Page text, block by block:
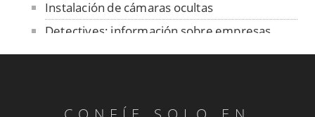
Instalación de cámaras ocultas
Detectives: información sobre empresas
Fiestas de Rivas - Vacas en la plaza